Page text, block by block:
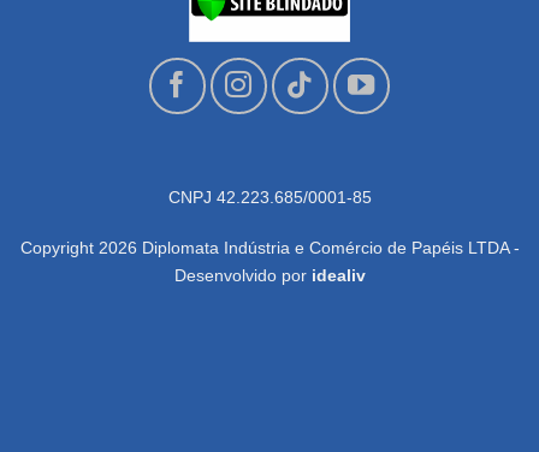
CNPJ 42.223.685/0001-85
Copyright 2026 Diplomata Indústria e Comércio de Papéis LTDA -
Desenvolvido por idealiv